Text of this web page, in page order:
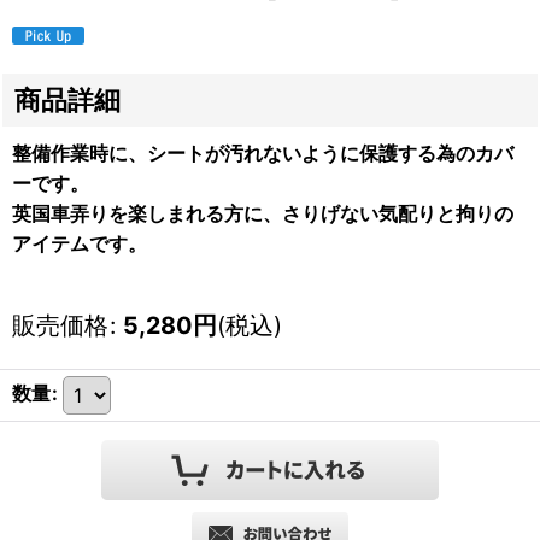
商品詳細
整備作業時に、シートが汚れないように保護する為のカバ
ーです。
英国車弄りを楽しまれる方に、さりげない気配りと拘りの
アイテムです。
販売価格: 5,280 円 (税込)
数量: